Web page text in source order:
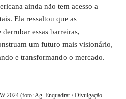
ainda não tem acesso a
Ela ressaltou que as
essas barreiras,
um futuro mais visionário,
e transformando o mercado.
2024 (foto: Ag. Enquadrar / Divulgação